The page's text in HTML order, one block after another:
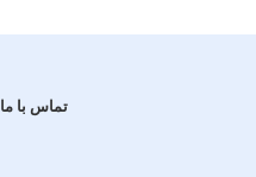
تماس با ما